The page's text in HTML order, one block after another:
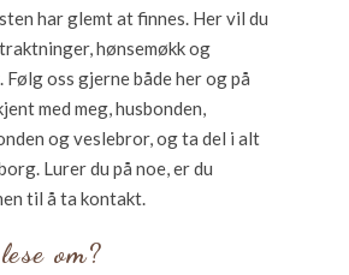
har glemt at finnes. Her vil du
hønsemøkk og
oss gjerne både her og på
med meg, husbonden,
og veslebror, og ta del i alt
Lurer du på noe, er du
til å ta kontakt.
om?